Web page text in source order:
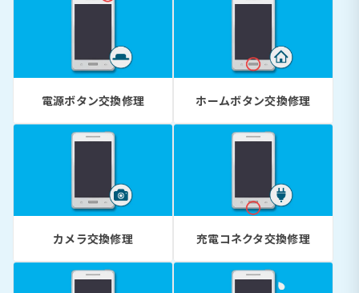
電源ボタン交換修理 ホームボタン交換修理
カメラ交換修理 充電コネクタ交換修理